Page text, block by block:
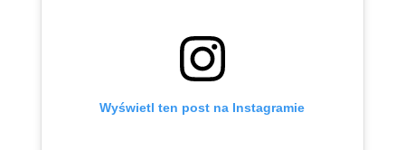
Wyświetl ten post na Instagramie